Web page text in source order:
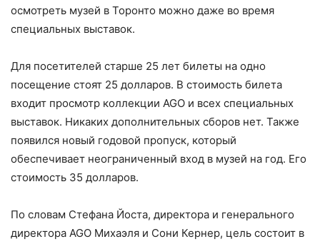
осмотреть музей в Торонто можно даже во время
специальных выставок.
Для посетителей старше 25 лет билеты на одно
посещение стоят 25 долларов. В стоимость билета
входит просмотр коллекции AGO и всех специальных
выставок. Никаких дополнительных сборов нет. Также
появился новый годовой пропуск, который
обеспечивает неограниченный вход в музей на год. Его
стоимость 35 долларов.
По словам Стефана Йоста, директора и генерального
директора AGO Михаэля и Сони Кернер, цель состоит в